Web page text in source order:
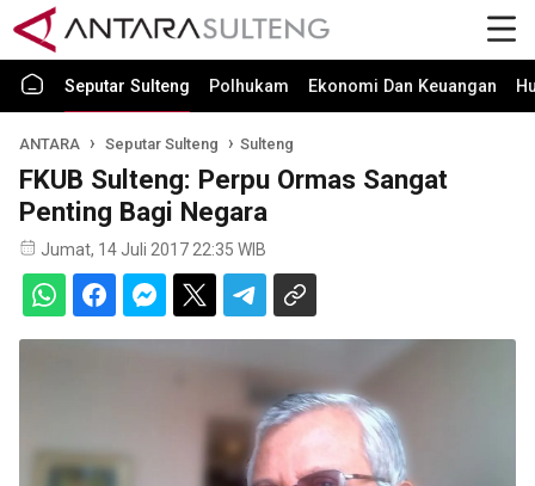
Seputar Sulteng Polhukam Ekonomi Dan Keuangan
ANTARA Seputar Sulteng Sulteng
FKUB Sulteng: Perpu Ormas Sangat
Penting Bagi Negara
Jumat, 14 Juli 2017 22:35 WIB